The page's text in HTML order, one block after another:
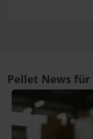
Pellet News